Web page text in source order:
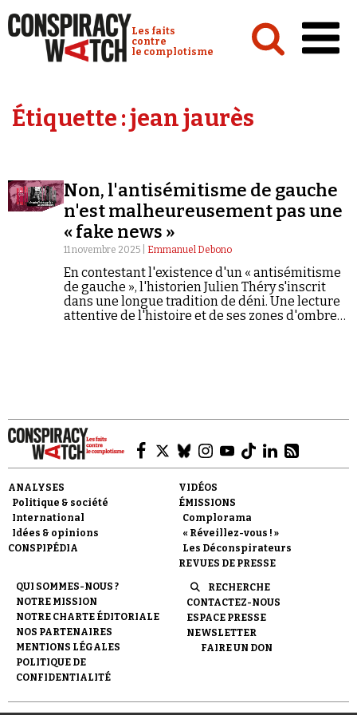
Conspiracy Watch :
Les faits
contre
le complotisme
Analyses
Vidéos
Émissions
Revues de presse
Faire un don
Demander à Vera
Étiquette :jean jaurès
Non, l'antisémitisme de gauche
n'est malheureusement pas une
« fake news »
11 novembre 2025 | Emmanuel Debono
En contestant l'existence d'un « antisémitisme
de gauche », l'historien Julien Théry s'inscrit
dans une longue tradition de déni. Une lecture
attentive de l'histoire et de ses zones d'ombre
ANALYSES
Politique & société
International
Idées & opinions
CONSPIPÉDIA
VIDÉOS
ÉMISSIONS
Complorama
« Réveillez-vous ! »
Les Déconspirateurs
REVUES DE PRESSE
QUI SOMMES-NOUS ?
NOTRE MISSION
NOTRE CHARTE ÉDITORIALE
NOS PARTENAIRES
MENTIONS LÉGALES
POLITIQUE DE
CONFIDENTIALITÉ
RECHERCHE
CONTACTEZ-NOUS
ESPACE PRESSE
NEWSLETTER
FAIRE UN DON